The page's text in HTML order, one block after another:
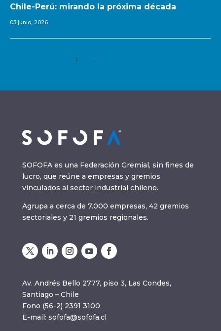
Chile-Perú: mirando la próxima década
03 junio, 2026
1 …
SOFOFA es una Federación Gremial, sin fines de
lucro, que reúne a empresas y gremios
vinculados al sector industrial chileno.
Agrupa a cerca de 7.000 empresas, 42 gremios
sectoriales y 21 gremios regionales.
Av. Andrés Bello 2777, piso 3, Las Condes,
Santiago – Chile
Fono (56-2) 2391 3100
E-mail: sofofa@sofofa.cl